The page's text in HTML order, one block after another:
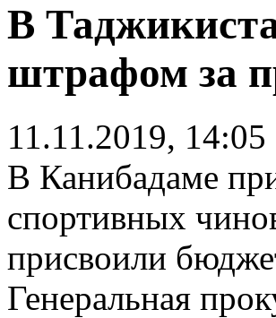
В
штрафом за
11.11.2019, 14:05
В Канибадаме
спортивных
присвоили
Генеральная